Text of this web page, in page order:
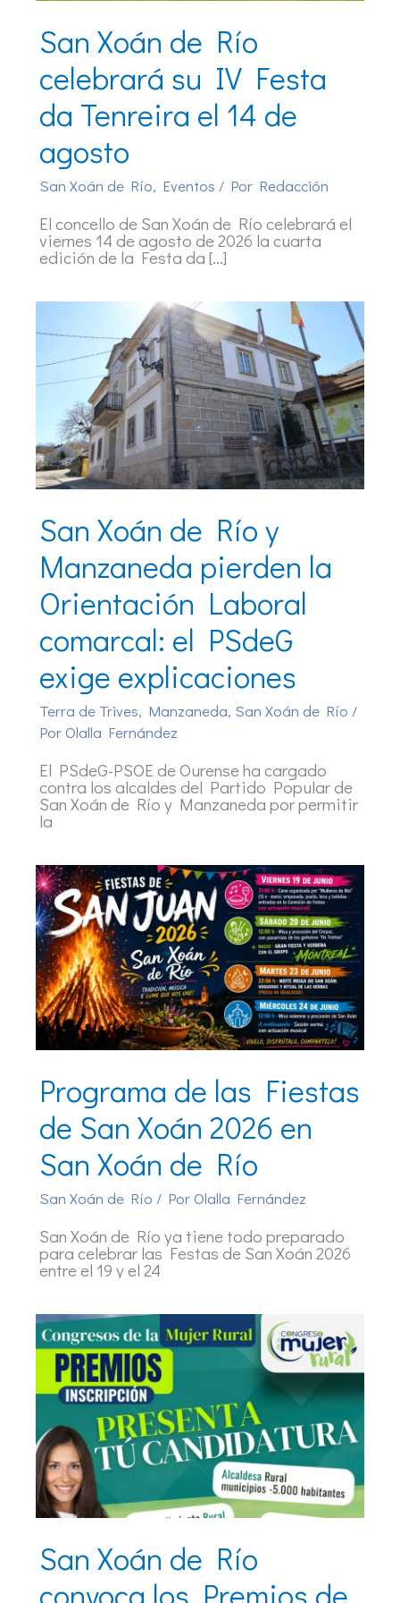
San Xoán de Río
celebrará su IV Festa
da Tenreira el 14 de
agosto
San Xoán de Río, Eventos / Por Redacción
El concello de San Xoán de Río celebrará el
viernes 14 de agosto de 2026 la cuarta
edición de la Festa da […]
San Xoán de Río y
Manzaneda pierden la
Orientación Laboral
comarcal: el PSdeG
exige explicaciones
Terra de Trives, Manzaneda, San Xoán de Río /
PorOlalla Fernández
El PSdeG-PSOE de Ourense ha cargado
contra los alcaldes del Partido Popular de
San Xoán de Río y Manzaneda por permitir
la
Programa de las Fiestas
de San Xoán 2026 en
San Xoán de Río
San Xoán de Río / PorOlalla Fernández
San Xoán de Río ya tiene todo preparado
para celebrar las Festas de San Xoán 2026
entre el 19 y el 24
San Xoán de Río
convoca los Premios de